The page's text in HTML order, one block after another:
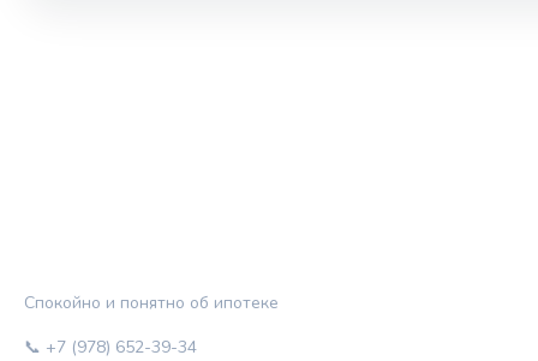
Спокойно и понятно об ипотеке
📞 +7 (978) 652-39-34